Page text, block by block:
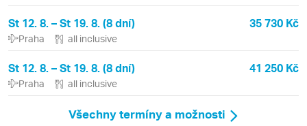
St 12. 8. – St 19. 8. (8 dní) 35 730 Kč
Praha all inclusive
St 12. 8. – St 19. 8. (8 dní) 41 250 Kč
Praha all inclusive
Všechny termíny a možnosti